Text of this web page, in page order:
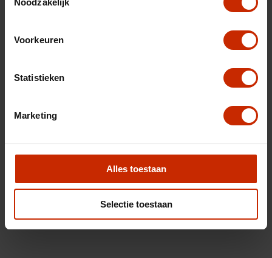
Voorkeuren
Statistieken
Marketing
Alles toestaan
Selectie toestaan